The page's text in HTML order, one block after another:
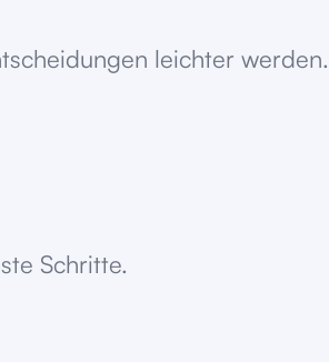
leichter werden.
Schritte.